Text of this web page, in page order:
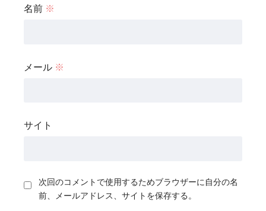
名前 ※
メール ※
サイト
次回のコメントで使用するためブラウザーに自分の名
前、メールアドレス、サイトを保存する。